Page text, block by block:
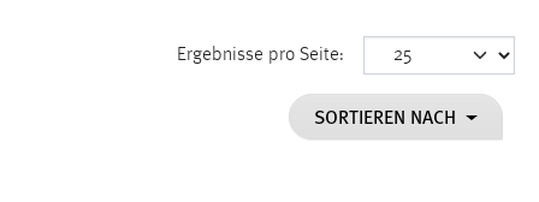
Ergebnisse pro Seite:
SORTIEREN NACH
Dieser Cookie speichert die ausgewählten Einverständnis-